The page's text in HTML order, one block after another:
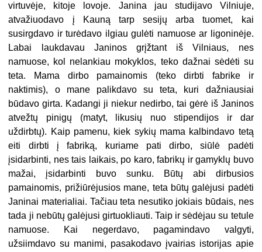
virtuvėje, kitoje lovoje. Janina jau studijavo Vilniuje,
atvažiuodavo į Kauną tarp sesijų arba tuomet, kai
susirgdavo ir turėdavo ilgiau gulėti namuose ar ligoninėje.
Labai laukdavau Janinos grįžtant iš Vilniaus, nes
namuose, kol nelankiau mokyklos, teko dažnai sėdėti su
teta. Mama dirbo pamainomis (teko dirbti fabrike ir
naktimis), o mane palikdavo su teta, kuri dažniausiai
būdavo girta. Kadangi ji niekur nedirbo, tai gėrė iš Janinos
atvežtų pinigų (matyt, likusių nuo stipendijos ir dar
uždirbtų). Kaip pamenu, kiek sykių mama kalbindavo tetą
eiti dirbti į fabriką, kuriame pati dirbo, siūlė padėti
įsidarbinti, nes tais laikais, po karo, fabrikų ir gamyklų buvo
mažai, įsidarbinti buvo sunku. Būtų abi dirbusios
pamainomis, prižiūrėjusios mane, teta būtų galėjusi padėti
Janinai materialiai. Tačiau teta nesutiko jokiais būdais, nes
tada ji nebūtų galėjusi girtuokliauti. Taip ir sėdėjau su tetule
namuose. Kai negerdavo, pagamindavo valgyti,
užsiimdavo su manimi, pasakodavo įvairias istorijas apie